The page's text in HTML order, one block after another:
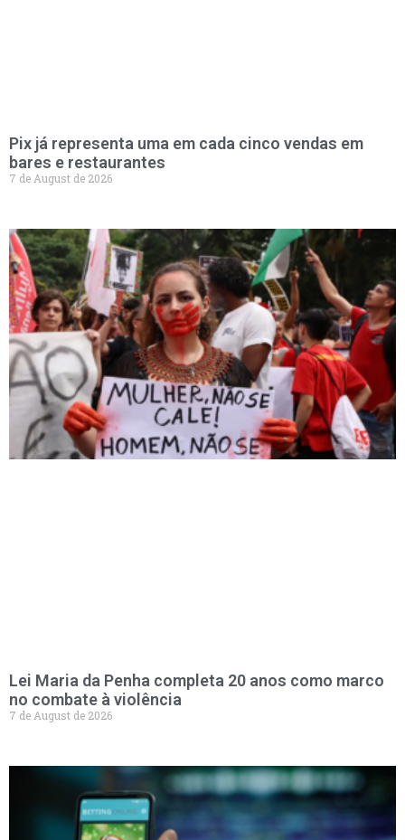
Pix já representa uma em cada cinco vendas em
bares e restaurantes
7 de August de 2026
Lei Maria da Penha completa 20 anos como marco
no combate à violência
7 de August de 2026